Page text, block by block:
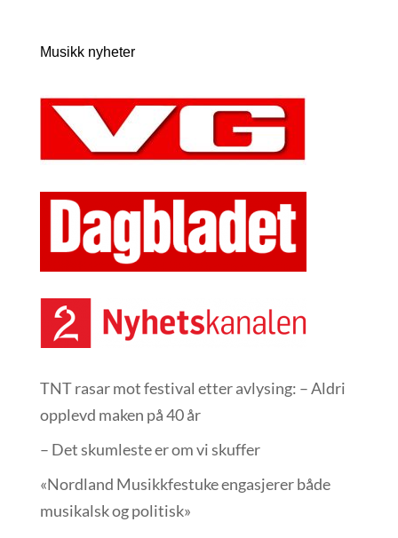
Musikk nyheter
TNT rasar mot festival etter avlysing: – Aldri
opplevd maken på 40 år
– Det skumleste er om vi skuffer
«Nordland Musikkfest­uke engasjerer både
musikalsk og politisk»